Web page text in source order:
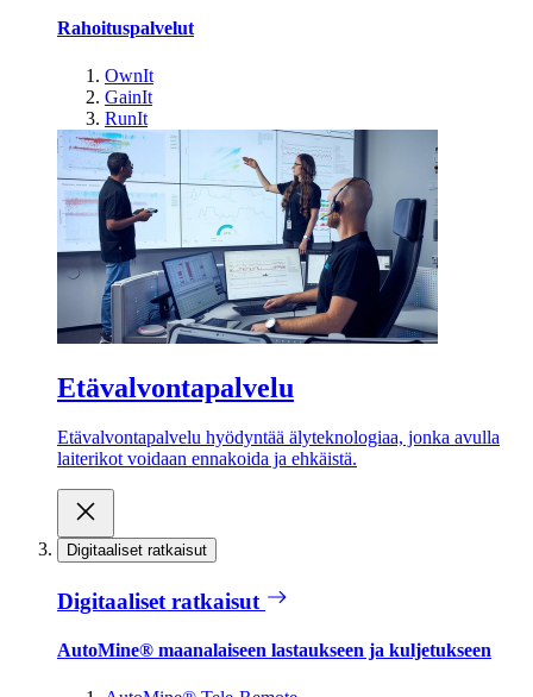
Rahoituspalvelut
OwnIt
GainIt
RunIt
Etävalvontapalvelu
Etävalvontapalvelu hyödyntää älyteknologiaa, jonka avulla
laiterikot voidaan ennakoida ja ehkäistä.
Digitaaliset ratkaisut
Digitaaliset ratkaisut
AutoMine® maanalaiseen lastaukseen ja kuljetukseen